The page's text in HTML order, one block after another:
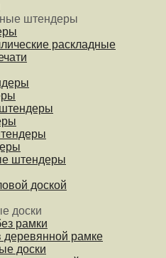
штендеры
раскладные
штендеры
доской
доски
рамки
деревянной рамке
доски